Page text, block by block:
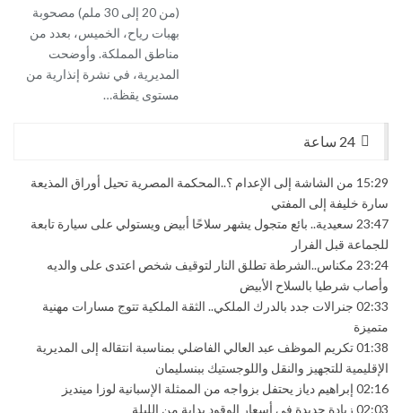
(من 20 إلى 30 ملم) مصحوبة
بهبات رياح، الخميس، بعدد من
مناطق المملكة. وأوضحت
المديرية، في نشرة إنذارية من
مستوى يقظة…
15:29 من الشاشة إلى الإعدام ؟..المحكمة المصرية تحيل أوراق المذيعة
سارة خليفة إلى المفتي
23:47 سعيدية.. بائع متجول يشهر سلاحًا أبيض ويستولي على سيارة تابعة
للجماعة قبل الفرار
23:24 مكناس..الشرطة تطلق النار لتوقيف شخص اعتدى على والديه
وأصاب شرطيا بالسلاح الأبيض
02:33 جنرالات جدد بالدرك الملكي.. الثقة الملكية تتوج مسارات مهنية
متميزة
01:38تكريم الموظف عبد العالي الفاضلي بمناسبة انتقاله إلى المديرية
الإقليمية للتجهيز والنقل واللوجستيك ببنسليمان
02:16 إبراهيم دياز يحتفل بزواجه من الممثلة الإسبانية لوزا مينديز
02:03 زيادة جديدة في أسعار الوقود بداية من الليلة